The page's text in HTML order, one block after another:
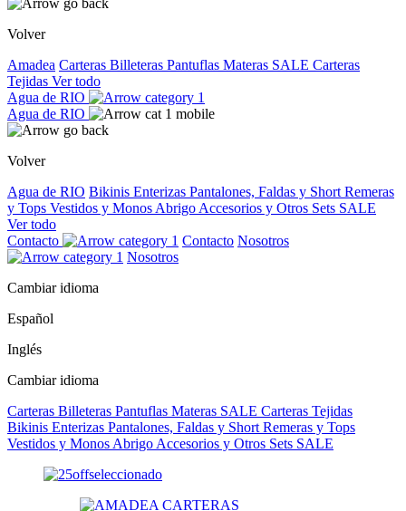
Volver
Amadea Carteras Billeteras Pantuflas Materas SALE Carteras
Tejidas Ver todo
Agua de RIO
Agua de RIO
Volver
Agua de RIO Bikinis Enterizas Pantalones, Faldas y Short Remeras
y Tops Vestidos y Monos Abrigo Accesorios y Otros Sets SALE
Ver todo
Contacto
Contacto Nosotros
Nosotros
Cambiar idioma
Español
Inglés
Cambiar idioma
Carteras Billeteras Pantuflas Materas SALE Carteras Tejidas
Bikinis Enterizas Pantalones, Faldas y Short Remeras y Tops
Vestidos y Monos Abrigo Accesorios y Otros Sets SALE